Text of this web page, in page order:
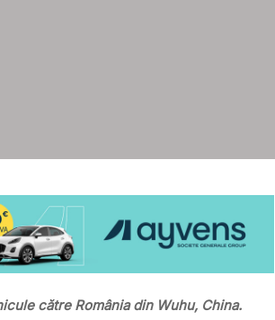
către România din Wuhu, China.